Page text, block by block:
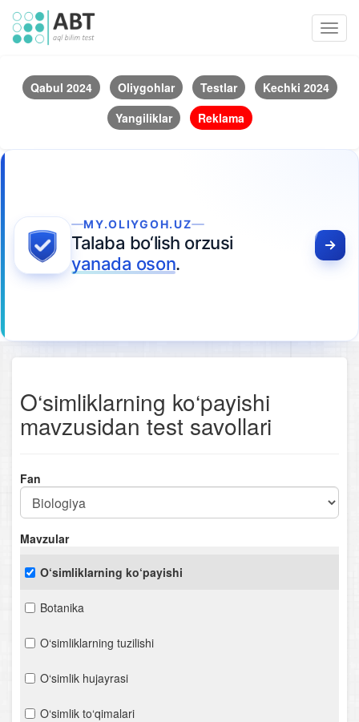
Qabul 2024 Oliygohlar Testlar
Kechki 2024
Yangiliklar
Reklama
MY.OLIYGOH.UZ
Talaba bo‘lish orzusi
yanada oson.
O‘simliklarning ko‘payishi
mavzusidan test savollari
Fan
Mavzular
O‘simliklarning ko‘payishi
Botanika
O‘simliklarning tuzilishi
O‘simlik hujayrasi
O‘simlik to‘qimalari